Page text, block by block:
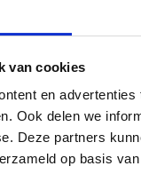
van cookies
en
Ook delen we
Deze partners
op basis
3,29€Inkl. MwSt.
In den Warenkorb